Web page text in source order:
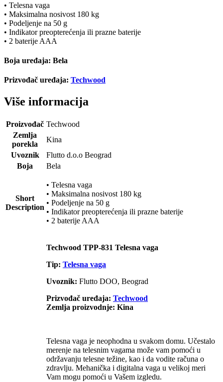
• Telesna vaga
• Maksimalna nosivost 180 kg
• Podeljenje na 50 g
• Indikator preopterećenja ili prazne baterije
• 2 baterije AAA
Boja uređaja: Bela
Prizvođač uređaja: Techwood
Više informacija
Proizvođač Techwood
Zemlja
porekla
Kina
Uvoznik
Flutto d.o.o Beograd
Boja
Bela
Short
Description
• Telesna vaga
• Maksimalna nosivost 180 kg
• Podeljenje na 50 g
• Indikator preopterećenja ili prazne baterije
• 2 baterije AAA
Techwood TPP-831 Telesna vaga
Tip: Telesna vaga
Uvoznik: Flutto DOO, Beograd
Prizvođač uređaja: Techwood
Zemlja proizvodnje: Kina
Telesna vaga je neophodna u svakom domu. Učestalo
merenje na telesnim vagama može vam pomoći u
održavanju telesne težine, kao i da vodite računa o
zdravlju. Mehanička i digitalna vaga u velikoj meri
Vam mogu pomoći u Vašem izgledu.